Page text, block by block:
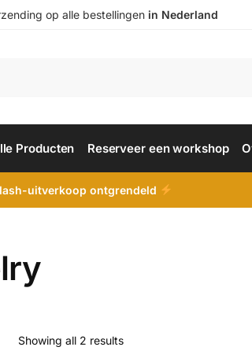
op alle bestellingen in Nederland
Producten Reserveer een workshop
uitverkoop ontgrendeld
Showing all 2 results